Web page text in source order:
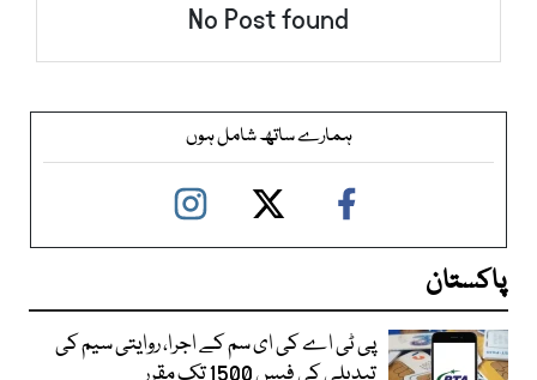
No Post found
ہمارے ساتھ شامل ہوں
پاکستان
پی ٹی اے کی ای سم کے اجرا، روایتی سیم کی